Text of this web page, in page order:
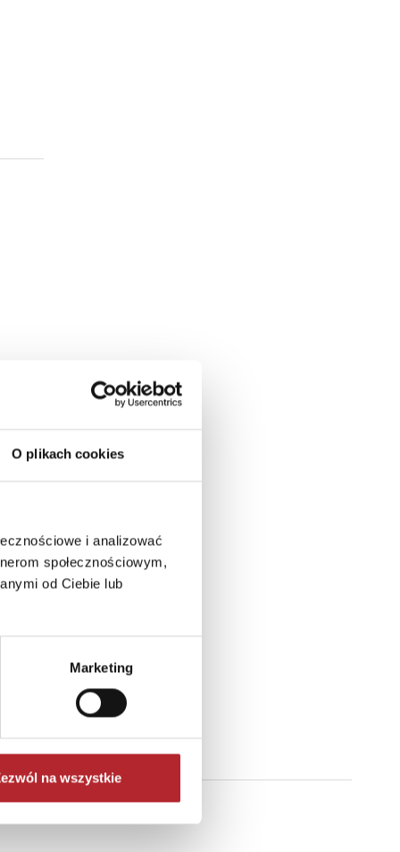
O plikach cookies
i analizować
społecznościowym,
od Ciebie lub
Marketing
na wszystkie